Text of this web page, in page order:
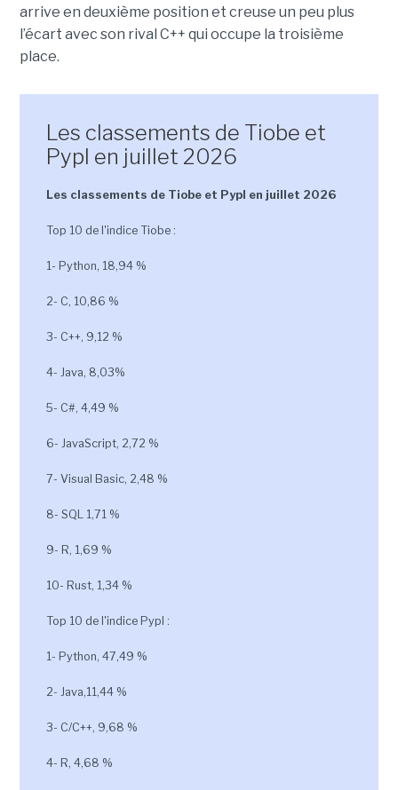
arrive en deuxième position et creuse un peu plus
l’écart avec son rival C++ qui occupe la troisième
place.
Les classements de Tiobe et
Pypl en juillet 2026
Les classements de Tiobe et Pypl en juillet 2026
Top 10 de l'indice Tiobe :
1- Python, 18,94 %
2- C, 10,86 %
3- C++, 9,12 %
4- Java, 8,03%
5- C#, 4,49 %
6- JavaScript, 2,72 %
7- Visual Basic, 2,48 %
8- SQL 1,71 %
9- R, 1,69 %
10- Rust, 1,34 %
Top 10 de l'indice Pypl :
1- Python, 47,49 %
2- Java,11,44 %
3- C/C++, 9,68 %
4- R, 4,68 %